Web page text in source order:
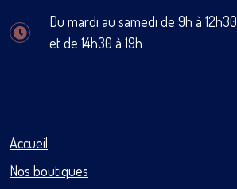
Du mardi au samedi de 9h à 12h30
et de 14h30 à 19h
Accueil
Nos boutiques